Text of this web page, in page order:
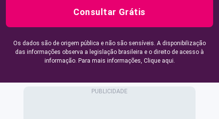
Consultar Grátis
Os dados são de origem pública e não são sensíveis. A disponibilização
das informações observa a legislação brasileira e o direito de acesso à
informação. Para mais informações, Clique aqui.